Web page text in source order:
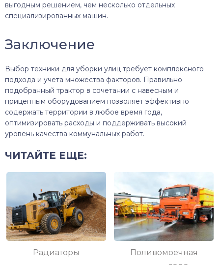
выгодным решением, чем несколько отдельных
специализированных машин.
Заключение
Выбор техники для уборки улиц требует комплексного
подхода и учета множества факторов. Правильно
подобранный трактор в сочетании с навесным и
прицепным оборудованием позволяет эффективно
содержать территории в любое время года,
оптимизировать расходы и поддерживать высокий
уровень качества коммунальных работ.
ЧИТАЙТЕ ЕЩЕ:
Радиаторы
Поливомоечная